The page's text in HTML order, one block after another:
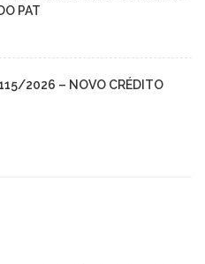
PAT
2026 – NOVO CRÉDITO